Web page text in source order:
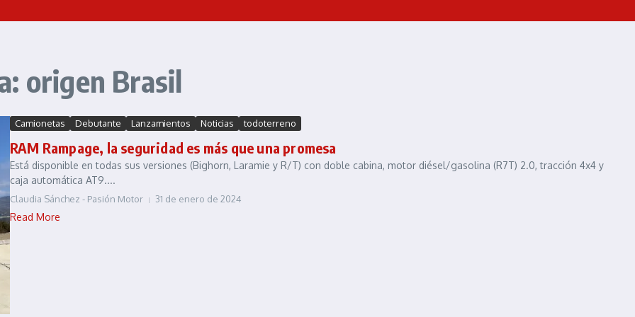
origen Brasil
Camionetas Debutante Lanzamientos Noticias todoterreno
RAM Rampage, la seguridad es más que una promesa
Está disponible en todas sus versiones (Bighorn, Laramie y R/T) con doble cabina, motor diésel/gasolina (R7T) 2.0, tracción 4x4 y
caja automática AT9....
Claudia Sánchez - Pasión Motor 31 de enero de 2024
Read More